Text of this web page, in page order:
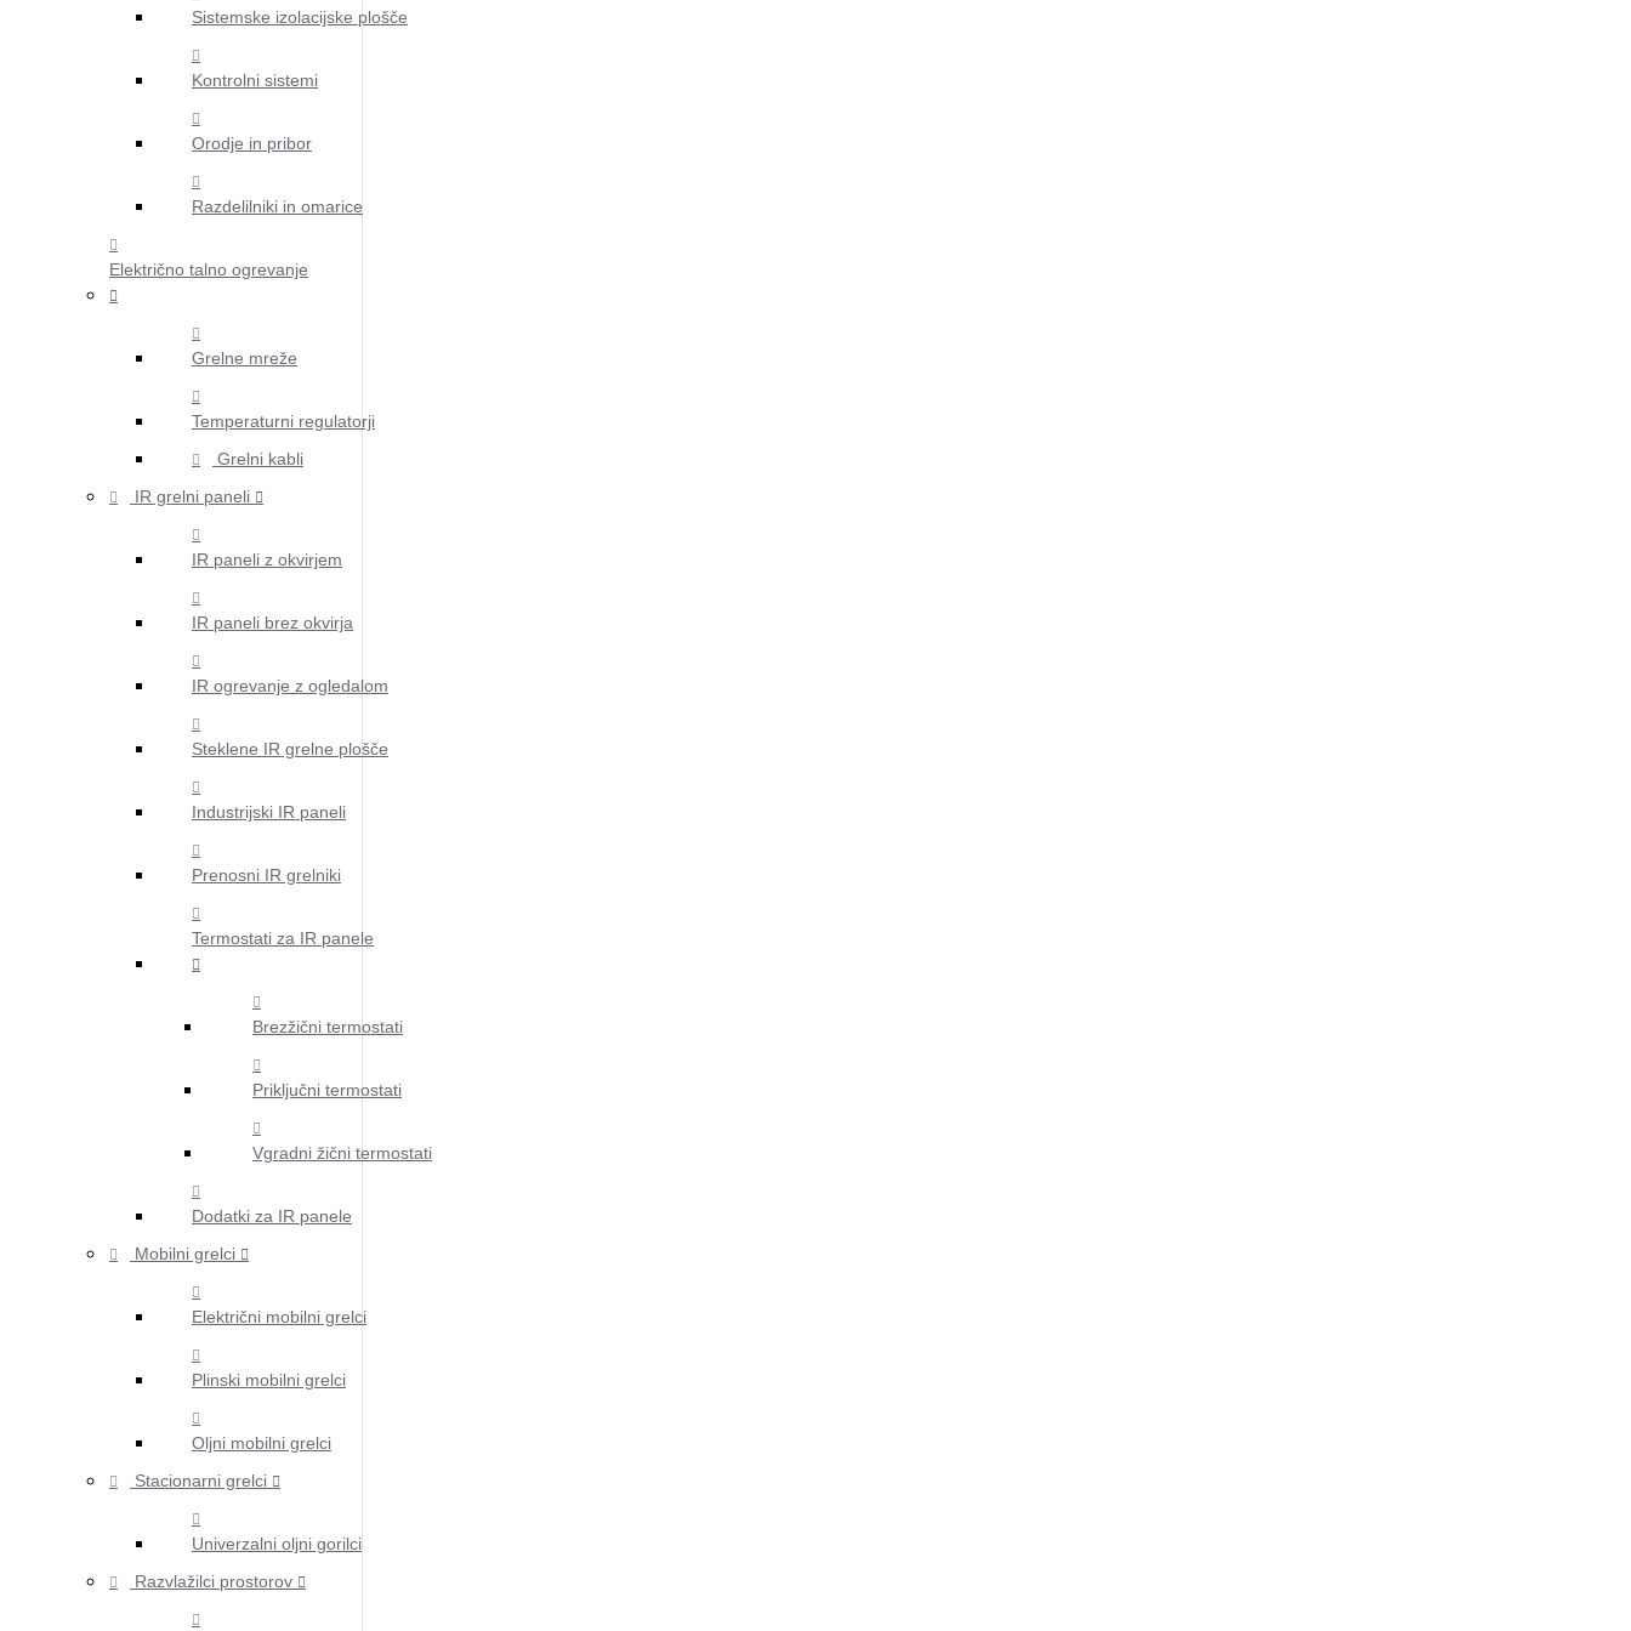
Sistemske izolacijske plošče
Kontrolni sistemi
Orodje in pribor
Razdelilniki in omarice
Električno talno ogrevanje
Grelne mreže
Temperaturni regulatorji
Grelni kabli
IR grelni paneli
IR paneli z okvirjem
IR paneli brez okvirja
IR ogrevanje z ogledalom
Steklene IR grelne plošče
Industrijski IR paneli
Prenosni IR grelniki
Termostati za IR panele
Brezžični termostati
Priključni termostati
Vgradni žični termostati
Dodatki za IR panele
Mobilni grelci
Električni mobilni grelci
Plinski mobilni grelci
Oljni mobilni grelci
Stacionarni grelci
Univerzalni oljni gorilci
Razvlažilci prostorov